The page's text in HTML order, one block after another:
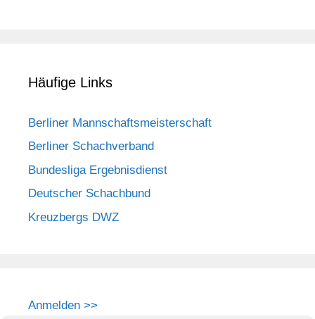
Häufige Links
Berliner Mannschaftsmeisterschaft
Berliner Schachverband
Bundesliga Ergebnisdienst
Deutscher Schachbund
Kreuzbergs DWZ
Anmelden >>